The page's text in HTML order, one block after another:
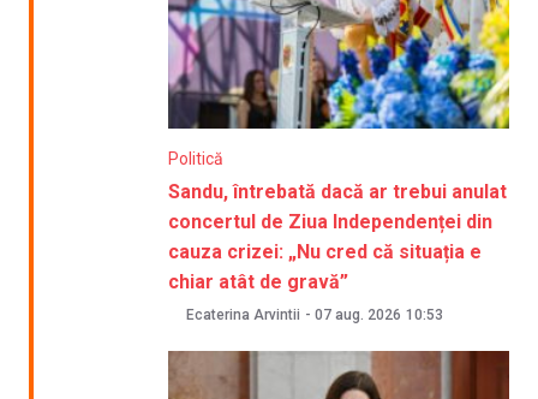
Politică
Sandu, întrebată dacă ar trebui anulat
concertul de Ziua Independenței din
cauza crizei: „Nu cred că situația e
chiar atât de gravă”
Ecaterina Arvintii - 07 aug. 2026 10:53